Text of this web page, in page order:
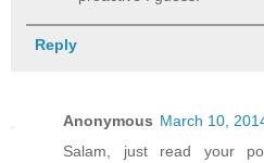
Reply
Anonymous March 10,
Salam, just read your